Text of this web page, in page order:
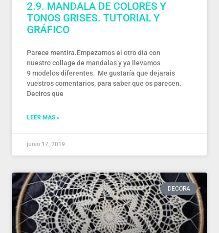
2.9. MANDALA DE COLORES Y
TONOS GRISES. TUTORIAL Y
GRÁFICO
Parece mentira.Empezamos el otro día con
nuestro collage de mandalas y ya llevamos
9 modelos diferentes. Me gustaría que dejarais
vuestros comentarios, para saber que os parecen.
Deciros que
LEER MÁS »
junio 17, 2019
DECORA